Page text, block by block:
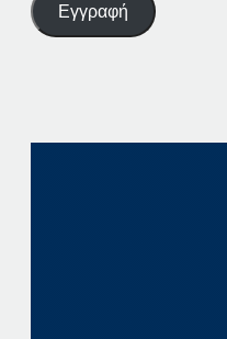
Εγγραφή